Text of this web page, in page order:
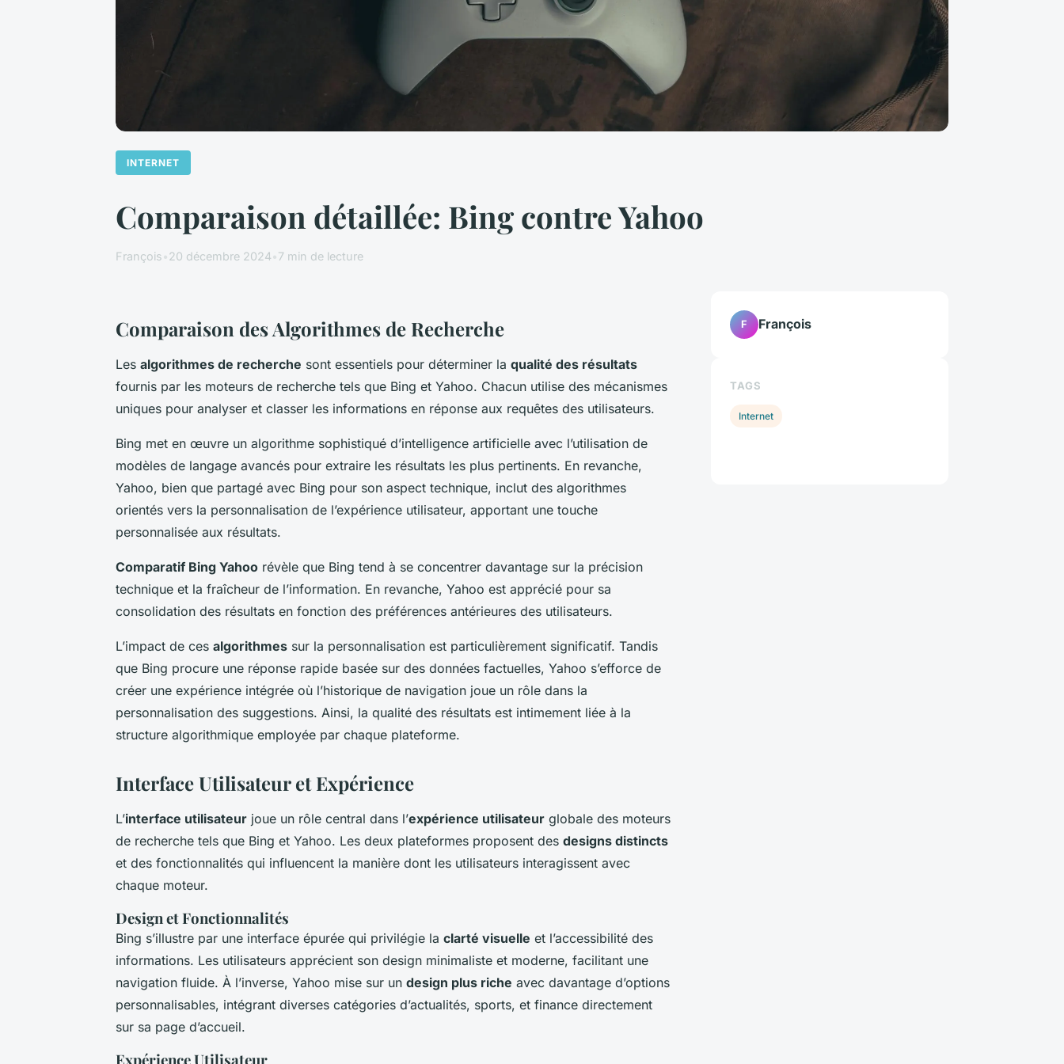
INTERNET
Comparaison détaillée: Bing contre Yahoo
François•20 décembre 2024•7 min de lecture
Comparaison des Algorithmes de Recherche
Les algorithmes de recherche sont essentiels pour déterminer la qualité des résultats
fournis par les moteurs de recherche tels que Bing et Yahoo. Chacun utilise des mécanismes
uniques pour analyser et classer les informations en réponse aux requêtes des utilisateurs.
Bing met en œuvre un algorithme sophistiqué d’intelligence artificielle avec l’utilisation de
modèles de langage avancés pour extraire les résultats les plus pertinents. En revanche,
Yahoo, bien que partagé avec Bing pour son aspect technique, inclut des algorithmes
orientés vers la personnalisation de l’expérience utilisateur, apportant une touche
personnalisée aux résultats.
Comparatif Bing Yahoo révèle que Bing tend à se concentrer davantage sur la précision
technique et la fraîcheur de l’information. En revanche, Yahoo est apprécié pour sa
consolidation des résultats en fonction des préférences antérieures des utilisateurs.
L’impact de ces algorithmes sur la personnalisation est particulièrement significatif. Tandis
que Bing procure une réponse rapide basée sur des données factuelles, Yahoo s’efforce de
créer une expérience intégrée où l’historique de navigation joue un rôle dans la
personnalisation des suggestions. Ainsi, la qualité des résultats est intimement liée à la
structure algorithmique employée par chaque plateforme.
Interface Utilisateur et Expérience
L’interface utilisateur joue un rôle central dans l’expérience utilisateur globale des moteurs
de recherche tels que Bing et Yahoo. Les deux plateformes proposent des designs distincts
et des fonctionnalités qui influencent la manière dont les utilisateurs interagissent avec
chaque moteur.
Design et Fonctionnalités
Bing s’illustre par une interface épurée qui privilégie la clarté visuelle et l’accessibilité des
informations. Les utilisateurs apprécient son design minimaliste et moderne, facilitant une
navigation fluide. À l’inverse, Yahoo mise sur un design plus riche avec davantage d’options
personnalisables, intégrant diverses catégories d’actualités, sports, et finance directement
sur sa page d’accueil.
Expérience Utilisateur
F François
TAGS
Internet